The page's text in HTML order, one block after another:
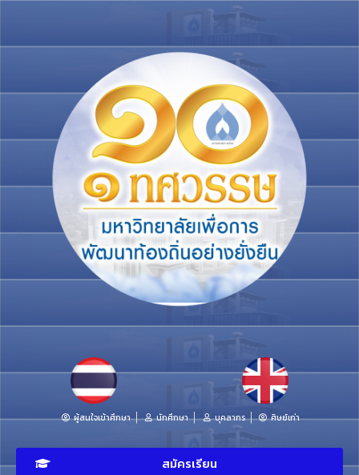
ผู้สนใจเข้าศึกษา นักศึกษา บุคลากร ศิษย์เก่า
สมัครเรียน